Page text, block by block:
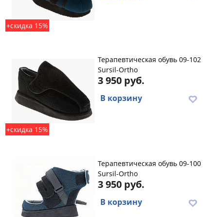
+скидка 15%
+скидка 15%
Терапевтическая обувь 09-102
Sursil-Ortho
3 950 руб.
В корзину
Терапевтическая обувь 09-100
Sursil-Ortho
3 950 руб.
В корзину